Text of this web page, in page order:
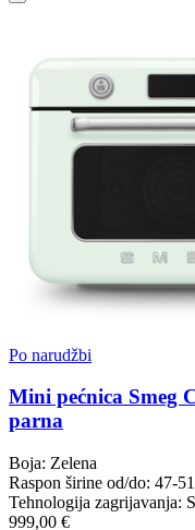
Po narudžbi
Mini pećnica Smeg
parna
Boja: Zelena
Raspon širine od/do: 47-
Tehnologija zagrijavanja:
999,00 €